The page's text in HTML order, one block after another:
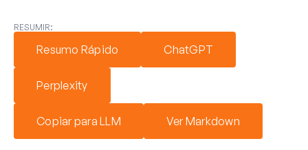
RESUMIR:
Resumo Rápido ChatGPT
Perplexity
Copiar para LLM Ver Markdown